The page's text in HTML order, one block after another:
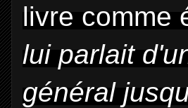
livre comme
lui parlait
général